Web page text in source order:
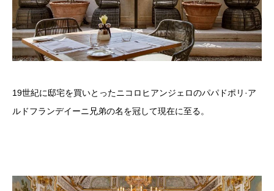
19世紀に邸宅を買いとったニコロヒアンジェロのパパドポリ·ア
ルドフランデイーニ兄弟の名を冠して現在に至る。